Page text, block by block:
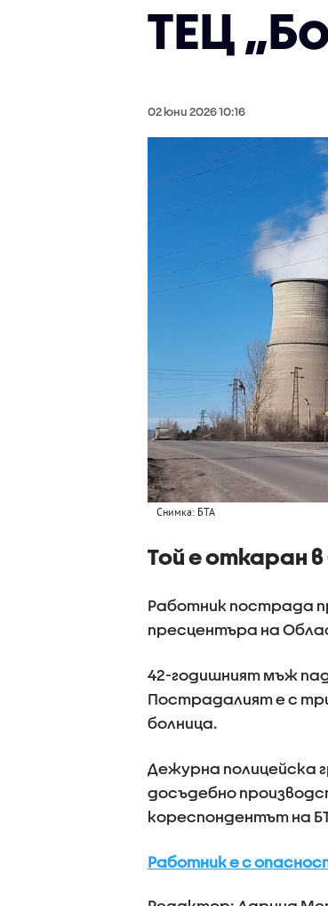
ТЕЦ
02 юни 2026 10:16
Снимка: БТА
Той е откаран
Работник пострада
пресцентъра на
42-годишният мъж
Пострадалият е с
болница.
Дежурна полицейска
досъдебно
кореспондентът на
Работник е с